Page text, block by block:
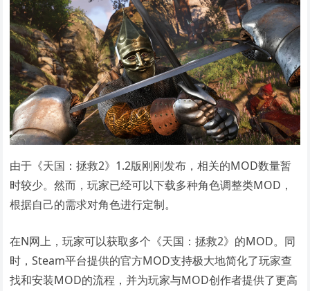
由于《天国：拯救2》1.2版刚刚发布，相关的MOD数量暂
时较少。然而，玩家已经可以下载多种角色调整类MOD，
根据自己的需求对角色进行定制。
在N网上，玩家可以获取多个《天国：拯救2》的MOD。同
时，Steam平台提供的官方MOD支持极大地简化了玩家查
找和安装MOD的流程，并为玩家与MOD创作者提供了更高